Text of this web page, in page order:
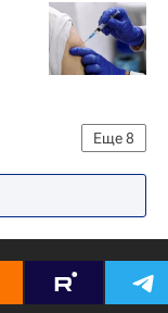
19
Еще8